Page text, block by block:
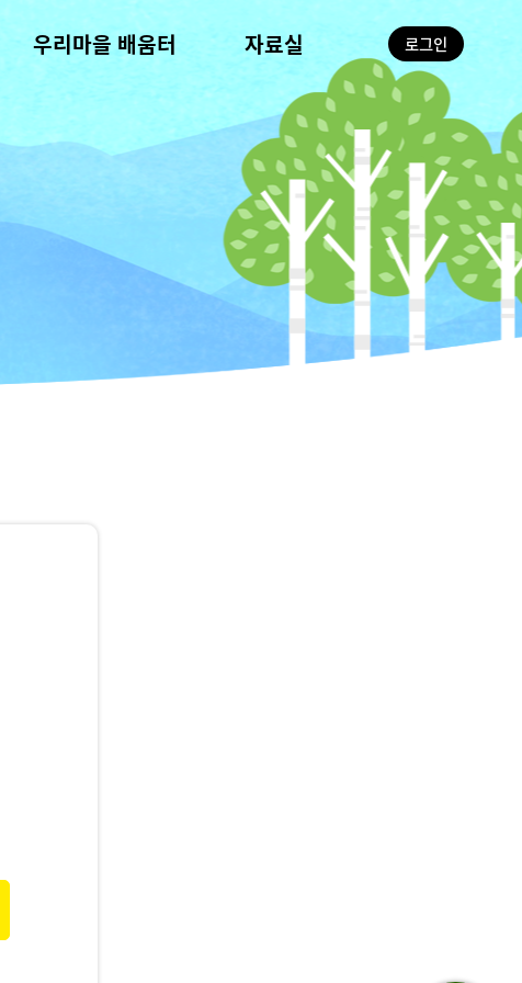
우리마을 배움터 자료실 로그인